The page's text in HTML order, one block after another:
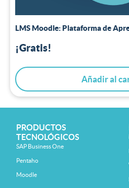
LMS Moodle: Plataforma de
¡Gratis!
Añadir al
PRODUCTOS
TECNOLÓGICOS
SAP Business One
Pentaho
Moodle